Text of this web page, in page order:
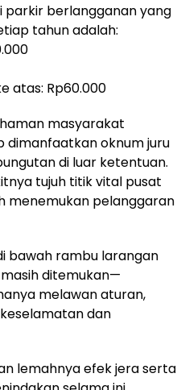
parkir berlangganan yang
tahun adalah:
atas: Rp60.000
masyarakat
dimanfaatkan oknum juru
di luar ketentuan.
tujuh titik vital pusat
menemukan pelanggaran
bawah rambu larangan
ditemukan—
melawan aturan,
dan
lemahnya efek jera serta